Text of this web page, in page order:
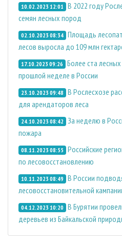
10.02.2023 12:01 В 2022 году
семян лесных пород
02.10.2023 08:34 Площадь
лесов выросла до 109 млн
17.10.2023 09:26 Более ста
прошлой неделе в России
23.10.2023 09:48 В Рослесхозе
для арендаторов леса
24.10.2023 08:42 За неделю в
пожара
08.11.2023 08:55 Российские
по лесовосстановлению
10.11.2023 08:49 В России
лесовосстановительной
04.12.2023 10:20 В Бурятии
деревьев из Байкальской